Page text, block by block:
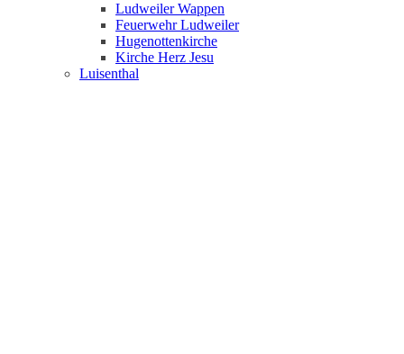
Ludweiler Wappen
Feuerwehr Ludweiler
Hugenottenkirche
Kirche Herz Jesu
Luisenthal